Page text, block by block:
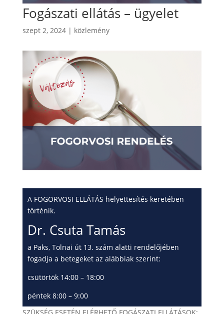
Fogászati ellátás – ügyelet
szept 2, 2024| közlemény
A FOGORVOSI ELLÁTÁS helyettesítés keretében
történik.
Dr. Csuta Tamás
a Paks, Tolnai út 13. szám alatti rendelőjében
fogadja a betegeket az alábbiak szerint:
csütörtök 14:00 – 18:00
péntek 8:00 – 9:00